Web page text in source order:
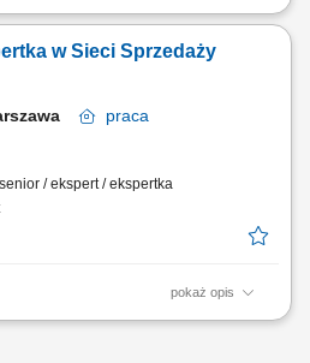
potrzeb i oczekiwań Klientów,
pozytywnego wizerunku Banku poprzez
obsługa Klientów detalicznych,
w Sieci Sprzedaży
praca
/ ekspert / ekspertka
pokaż opis
potrzeb i oczekiwań Klientów;